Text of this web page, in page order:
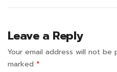
Leave a Reply
Your email address will not be
marked *